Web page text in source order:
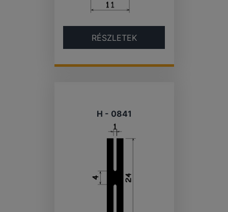
RÉSZLETEK
H - 0841